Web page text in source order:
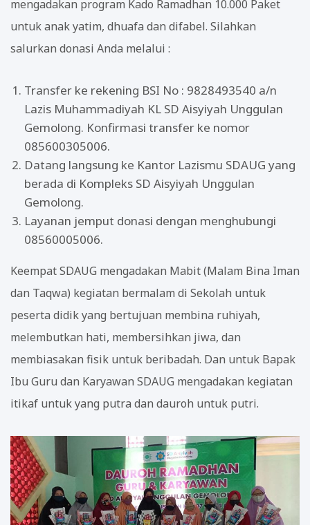
mengadakan program Kado Ramadhan 10.000 Paket
untuk anak yatim, dhuafa dan difabel. Silahkan
salurkan donasi Anda melalui :
Transfer ke rekening BSI No : 9828493540 a/n
Lazis Muhammadiyah KL SD Aisyiyah Unggulan
Gemolong. Konfirmasi transfer ke nomor
085600305006.
Datang langsung ke Kantor Lazismu SDAUG yang
berada di Kompleks SD Aisyiyah Unggulan
Gemolong.
Layanan jemput donasi dengan menghubungi
08560005006.
Keempat SDAUG mengadakan Mabit (Malam Bina Iman
dan Taqwa) kegiatan bermalam di Sekolah untuk
peserta didik yang bertujuan membina ruhiyah,
melembutkan hati, membersihkan jiwa, dan
membiasakan fisik untuk beribadah. Dan untuk Bapak
Ibu Guru dan Karyawan SDAUG mengadakan kegiatan
itikaf untuk yang putra dan dauroh untuk putri.